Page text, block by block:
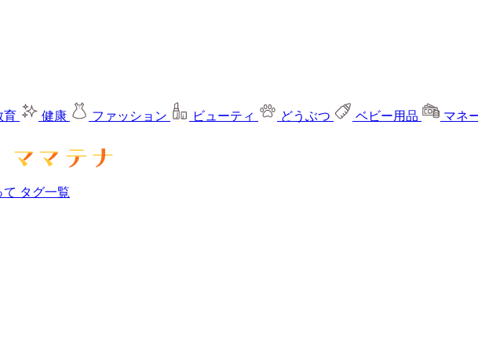
育 健康 ファッション ビューティ どうぶつ ベビー用品 マネ
て タグ一覧